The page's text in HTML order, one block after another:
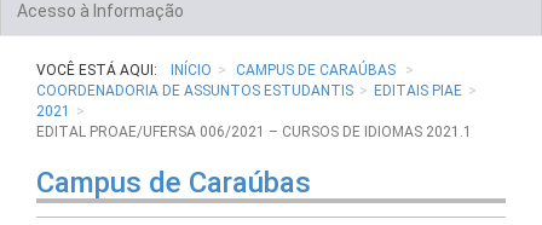
Acesso à Informação
VOCÊ ESTÁ AQUI: INÍCIO
CAMPUS DE CARAÚBAS
COORDENADORIA DE ASSUNTOS ESTUDANTIS
EDITAIS PIAE
2021
EDITAL PROAE/UFERSA 006/2021 – CURSOS DE IDIOMAS 2021.1
Campus de Caraúbas